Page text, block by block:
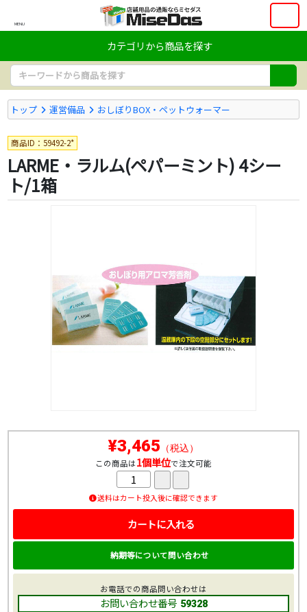
MENU
カテゴリから商品を探す
トップ 運営備品 おしぼりBOX・ペットウォーマー
商品ID：59492-2*
LARME・ラルム(ペパーミント) 4シー
ト/1箱
¥3,465 （税込）
この商品は1個単位で注文可能
送料はカート投入後に確認できます
カートに入れる
納期等について問い合わせ
お電話での商品問い合わせは
お問い合わせ番号 59328